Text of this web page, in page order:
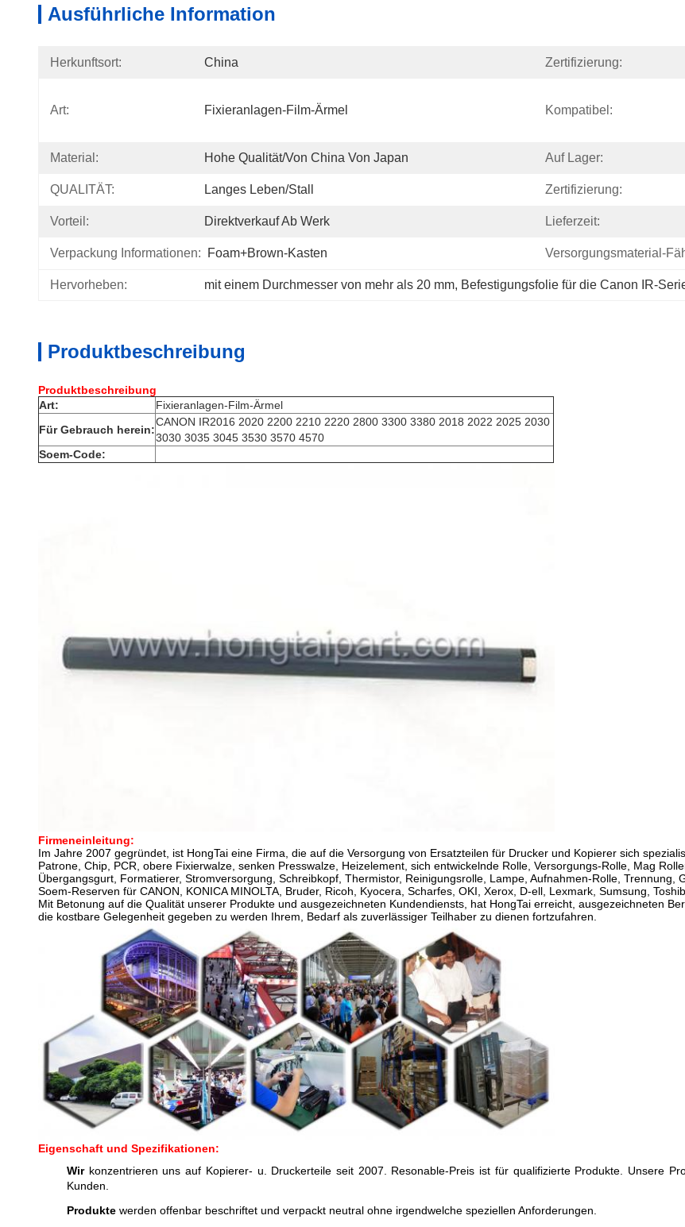
Ausführliche Information
Herkunftsort: China Zertifizierung:
Art: Fixieranlagen-Film-Ärmel Kompatibel:
Material: Hohe Qualität/von China Von Japan Auf Lager:
QUALITÄT: Langes Leben/Stall Zertifizierung:
Vorteil: Direktverkauf Ab Werk Lieferzeit:
Verpackung Informationen: Foam+Brown-Kasten Versorgungsmaterial-
Hervorheben: mit einem Durchmesser von mehr als 20 mm, Befestigungsfolie für die Canon IR-
Produktbeschreibung
Produktbeschreibung
Art:
Fixieranlagen-Film-Ärmel
Für Gebrauch herein:
CANON IR2016 2020 2200 2210 2220 2800 3300 3380 2018 2022 2025 2030
3030 3035 3045 3530 3570 4570
Soem-Code:
Firmeneinleitung:
Im Jahre 2007 gegründet, ist HongTai eine Firma, die auf die Versorgung von Ersatzteilen für Drucker und Kopierer sich
Patrone, Chip, PCR, obere Fixierwalze, senken Presswalze, Heizelement, sich entwickelnde Rolle, Versorgungs-Rolle, Mag
Übergangsgurt, Formatierer, Stromversorgung, Schreibkopf, Thermistor, Reinigungsrolle, Lampe, Aufnahmen-Rolle,
Soem-Reserven für CANON, KONICA MINOLTA, Bruder, Ricoh, Kyocera, Scharfes, OKI, Xerox, D-ell, Lexmark, Sumsung,
Mit Betonung auf die Qualität unserer Produkte und ausgezeichneten Kundendiensts, hat HongTai erreicht, ausgezeichneten
die kostbare Gelegenheit gegeben zu werden Ihrem, Bedarf als zuverlässiger Teilhaber zu dienen fortzufahren.
Eigenschaft und Spezifikationen:
Wirkonzentrieren uns auf Kopierer- u. Druckerteile seit 2007. Resonable-Preis ist für qualifizierte Produkte. Unsere
Kunden.
Produkte werden offenbar beschriftet und verpackt neutral ohne irgendwelche speziellen Anforderungen.